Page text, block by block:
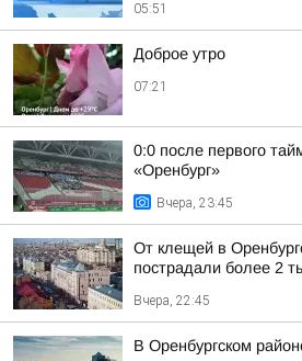
05:51
Доброе утро
07:21
0:0 после первого
«Оренбург»
Вчера, 23:45
От клещей в
пострадали более 2
Вчера, 22:45
В Оренбургском